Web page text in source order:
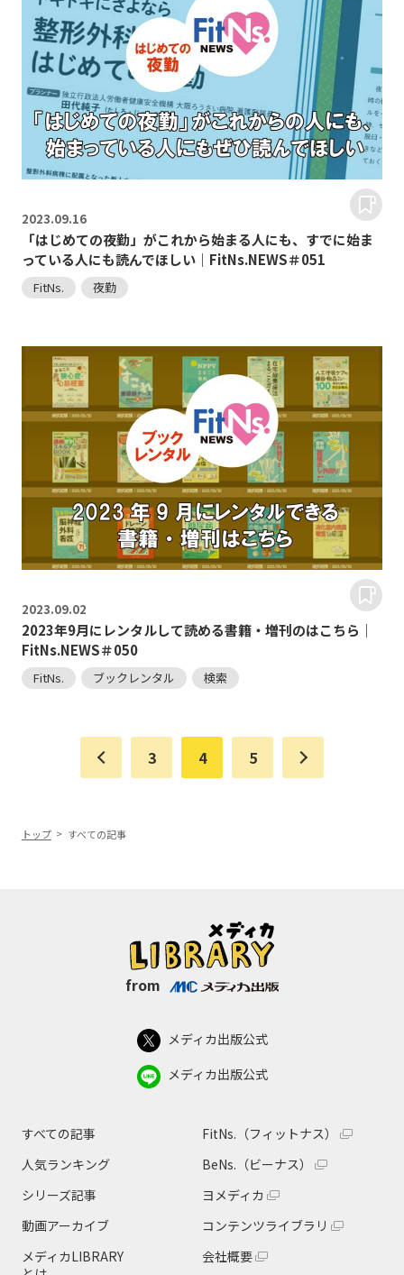
2023.09.16
「はじめての夜勤」がこれから始まる人にも、すでに始ま
っている人にも読んでほしい｜FitNs.NEWS＃051
FitNs. 夜勤
2023.09.02
2023年9月にレンタルして読める書籍・増刊のはこちら｜
FitNs.NEWS＃050
FitNs. ブックレンタル 検索
3 4 5
トップ すべての記事
from
メディカ出版公式
メディカ出版公式
すべての記事
人気ランキング
シリーズ記事
動画アーカイブ
メディカLIBRARY
FitNs.（フィットナス）
BeNs.（ビーナス）
ヨメディカ
コンテンツライブラリ
会社概要